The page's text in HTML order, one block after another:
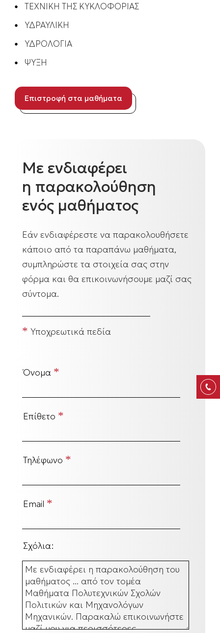
ΤΕΧΝΙΚΗ ΤΗΣ ΚΥΚΛΟΦΟΡΙΑΣ
ΥΔΡΑΥΛΙΚΗ
ΥΔΡΟΛΟΓΙΑ
ΨΥΞΗ
Επιστροφή στα μαθήματα
Με ενδιαφέρει
η παρακολούθηση
ενός μαθήματος
Εάν ενδιαφέρεστε να παρακολουθήσετε
κάποιο από τα παραπάνω μαθήματα,
συμπληρώστε τα στοιχεία σας στην
φόρμα και θα επικοινωνήσουμε μαζί σας
σύντομα.
* Υποχρεωτικά πεδία
Όνομα *
Επίθετο *
Τηλέφωνο *
Email *
Σχόλια: